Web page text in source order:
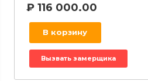
₽ 116 000.00
В корзину
Вызвать замерщика